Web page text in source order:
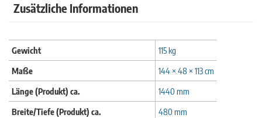
Zusätzliche Informationen
Gewicht
115 kg
Maße
144 × 48 × 113 cm
Länge (Produkt) ca.
1440 mm
Breite/Tiefe (Produkt) ca.
480 mm